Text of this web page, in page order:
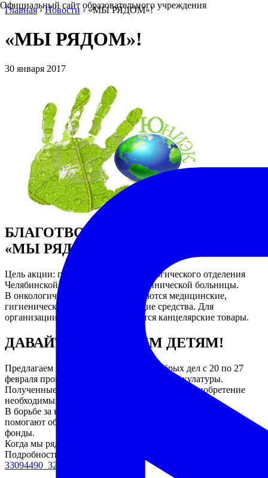
Официальный сайт образовательного учреждения
Главная › Новости › «МЫ РЯДОМ»!
«МЫ РЯДОМ»!
30 января 2017
БЛАГОТВОРИТЕЛЬНАЯ АКЦИЯ
«МЫ РЯДОМ»!
Цель акции: поддержка онкогематологического отделения
Челябинской областной детской клинической больницы.
В онкологическое отделение требуются медицинские,
гигиенические, чистящие и моющие средства. Для
организации досуга детей требуются канцелярские товары.
ДАВАЙТЕ ПОМОЖЕМ ДЕТЯМ!
Предлагаем в рамках Калейдоскопа добрых дел с 20 по 27
февраля провести организованный сбор макулатуры.
Полученные средства будут направлены на приобретение
необходимых предметов для больных детей.
В борьбе за каждого пациента специалистам больницы
помогают общественные организации и благотворительные
фонды.
Когда мы рядом, дети сильнее!
Подробности: Фонд «Мы рядом»
33094490_32171285